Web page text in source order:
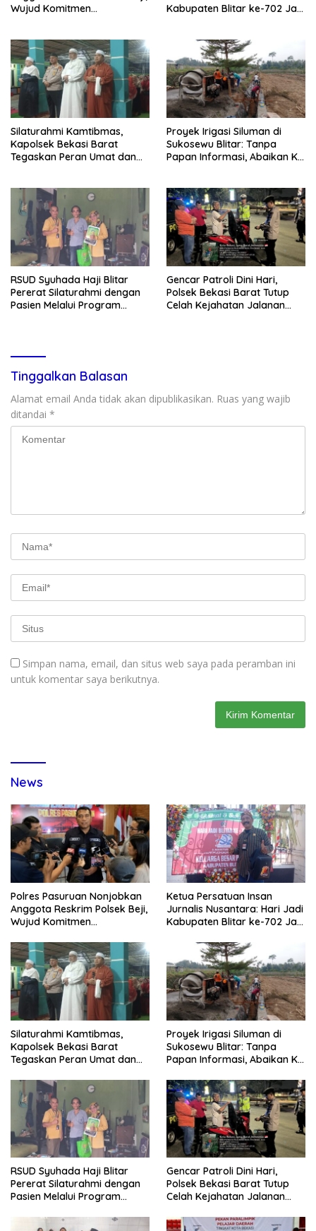
Wujud Komitmen
Kabupaten Blitar ke-702 Jadi
Silaturahmi Kamtibmas,
Kapolsek Bekasi Barat
Tegaskan Peran Umat dan
Proyek Irigasi Siluman di
Sukosewu Blitar: Tanpa
Papan Informasi, Abaikan K3,
RSUD Syuhada Haji Blitar
Pererat Silaturahmi dengan
Pasien Melalui Program
Gencar Patroli Dini Hari,
Polsek Bekasi Barat Tutup
Celah Kejahatan Jalanan
Tinggalkan Balasan
Alamat email Anda tidak akan dipublikasikan. Ruas yang wajib
ditandai *
Simpan nama, email, dan situs web saya pada peramban ini
untuk komentar saya berikutnya.
News
Polres Pasuruan Nonjobkan
Anggota Reskrim Polsek Beji,
Wujud Komitmen
Dugaan Penganiayaan
Ketua Persatuan Insan
Jurnalis Nusantara: Hari Jadi
Kabupaten Blitar ke-702 Jadi
Pembangunan
Silaturahmi Kamtibmas,
Kapolsek Bekasi Barat
Tegaskan Peran Umat dan
Kondusivitas Wilayah
Proyek Irigasi Siluman di
Sukosewu Blitar: Tanpa
Papan Informasi, Abaikan K3,
Tanggung Jawab
RSUD Syuhada Haji Blitar
Pererat Silaturahmi dengan
Pasien Melalui Program
Gencar Patroli Dini Hari,
Polsek Bekasi Barat Tutup
Celah Kejahatan Jalanan